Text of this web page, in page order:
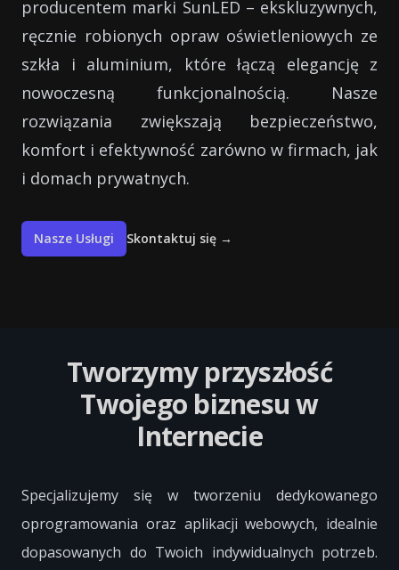
producentem marki SunLED – ekskluzywnych,
ręcznie robionych opraw oświetleniowych ze
szkła i aluminium, które łączą elegancję z
nowoczesną funkcjonalnością. Nasze
rozwiązania zwiększają bezpieczeństwo,
komfort i efektywność zarówno w firmach, jak
i domach prywatnych.
Nasze Usługi Skontaktuj się →
Tworzymy przyszłość
Twojego biznesu w
Internecie
Specjalizujemy się w tworzeniu dedykowanego
oprogramowania oraz aplikacji webowych, idealnie
dopasowanych do Twoich indywidualnych potrzeb.